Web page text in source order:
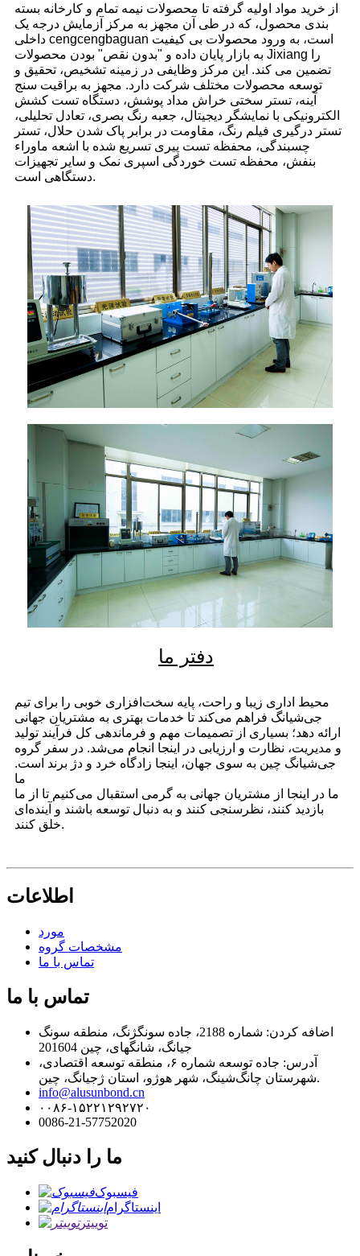
از خرید مواد اولیه گرفته تا محصولات نیمه تمام و کارخانه بسته
بندی محصول، که در طی آن مجهز به مرکز آزمایش درجه یک
داخلی cengcengbaguan است، به ورود محصولات بی کیفیت
به بازار پایان داده و "بدون نقص" بودن محصولات Jixiang را
تضمین می کند. این مرکز وظایفی در زمینه تشخیص، تحقیق و
توسعه محصولات مختلف شرکت دارد. مجهز به براقیت سنج
آینه، تستر سختی خراش مداد پوشش، دستگاه تست کشش
الکترونیکی با نمایشگر دیجیتال، جعبه رنگ بصری، تعادل تحلیلی،
تستر درگیری فیلم رنگ، مقاومت در برابر پاک شدن حلال، تستر
چسبندگی، محفظه تست پیری تسریع شده با اشعه ماوراء
بنفش، محفظه تست خوردگی اسپری نمک و سایر تجهیزات
دستگاهی است.
دفتر ما
محیط اداری زیبا و راحت، پایه سخت‌افزاری خوبی را برای تیم
جی‌شیانگ فراهم می‌کند تا خدمات بهتری به مشتریان جهانی
ارائه دهد؛ بسیاری از تصمیمات مهم و فرماندهی کل فرآیند تولید
و مدیریت، نظارت و ارزیابی در اینجا انجام می‌شد. در سفر گروه
جی‌شیانگ چین به سوی جهان، اینجا زادگاه خرد و دژ برند است.
ما
ما در اینجا از مشتریان جهانی به گرمی استقبال می‌کنیم تا از ما
بازدید کنند، نظرسنجی کنند و به دنبال توسعه باشند و آینده‌ای
خلق کنند.
اطلاعات
مورد
مشخصات گروه
تماس با ما
تماس با ما
اضافه کردن: شماره 2188، جاده سونگژنگ، منطقه سونگ
جیانگ، شانگهای، چین 201604
آدرس: جاده توسعه شماره ۶، منطقه توسعه اقتصادی،
شهرستان چانگ‌شینگ، شهر هوژو، استان ژجیانگ، چین.
info@alusunbond.cn
۰۰۸۶-۱۵۲۲۱۲۹۲۷۲۰
0086-21-57752020
ما را دنبال کنید
فیسبوک
اینستاگرام
توییتر